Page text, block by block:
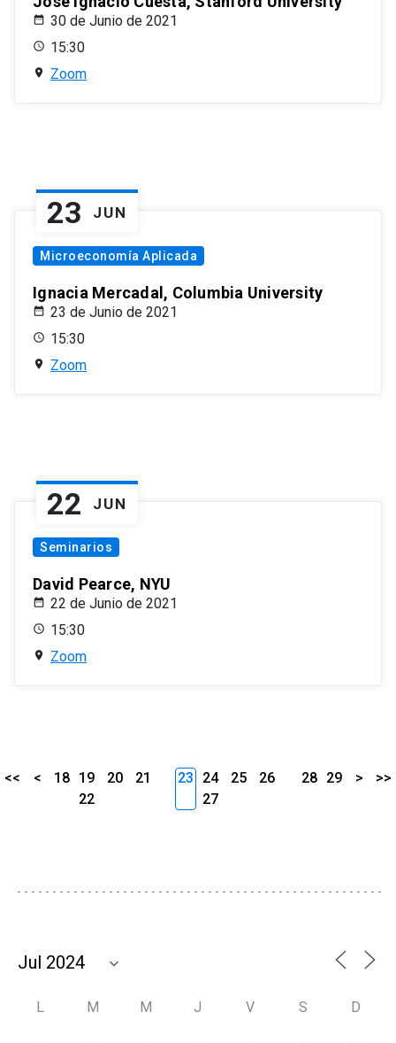
30 de Junio de 2021
15:30
Zoom
23 JUN
Microeconomía Aplicada
Ignacia Mercadal, Columbia University
23 de Junio de 2021
15:30
Zoom
22 JUN
Seminarios
David Pearce, NYU
22 de Junio de 2021
15:30
Zoom
<< < 18 19 20
21
22
23 24 25
26
27
28 29 > >>
L M M J V S D